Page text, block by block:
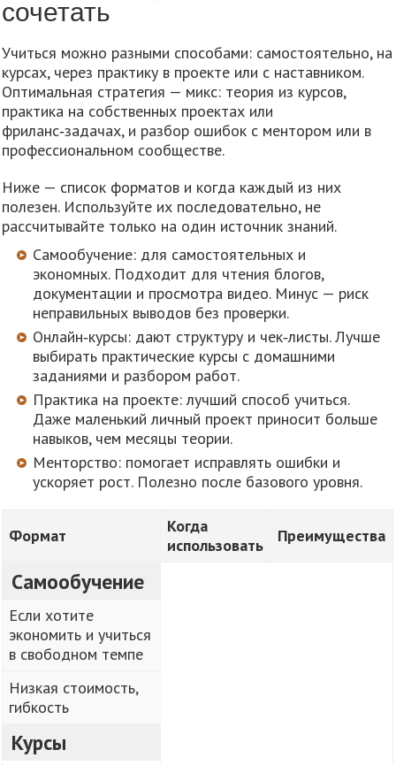
сочетать
Учиться можно разными способами: самостоятельно, на
курсах, через практику в проекте или с наставником.
Оптимальная стратегия — микс: теория из курсов,
практика на собственных проектах или
фриланс‑задачах, и разбор ошибок с ментором или в
профессиональном сообществе.
Ниже — список форматов и когда каждый из них
полезен. Используйте их последовательно, не
рассчитывайте только на один источник знаний.
Самообучение: для самостоятельных и
экономных. Подходит для чтения блогов,
документации и просмотра видео. Минус — риск
неправильных выводов без проверки.
Онлайн‑курсы: дают структуру и чек‑листы. Лучше
выбирать практические курсы с домашними
заданиями и разбором работ.
Практика на проекте: лучший способ учиться.
Даже маленький личный проект приносит больше
навыков, чем месяцы теории.
Менторство: помогает исправлять ошибки и
ускоряет рост. Полезно после базового уровня.
Формат
Когда
использовать
Преимущества
Самообучение
Если хотите
экономить и учиться
в свободном темпе
Низкая стоимость,
гибкость
Курсы